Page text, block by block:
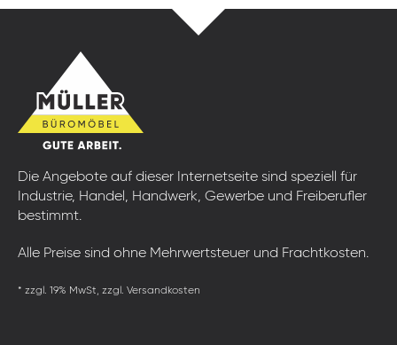
Die Angebote auf dieser Internetseite sind speziell für
Industrie, Handel, Handwerk, Gewerbe und Freiberufler
bestimmt.
Alle Preise sind ohne Mehrwertsteuer und Frachtkosten.
* zzgl. 19% MwSt, zzgl. Versandkosten